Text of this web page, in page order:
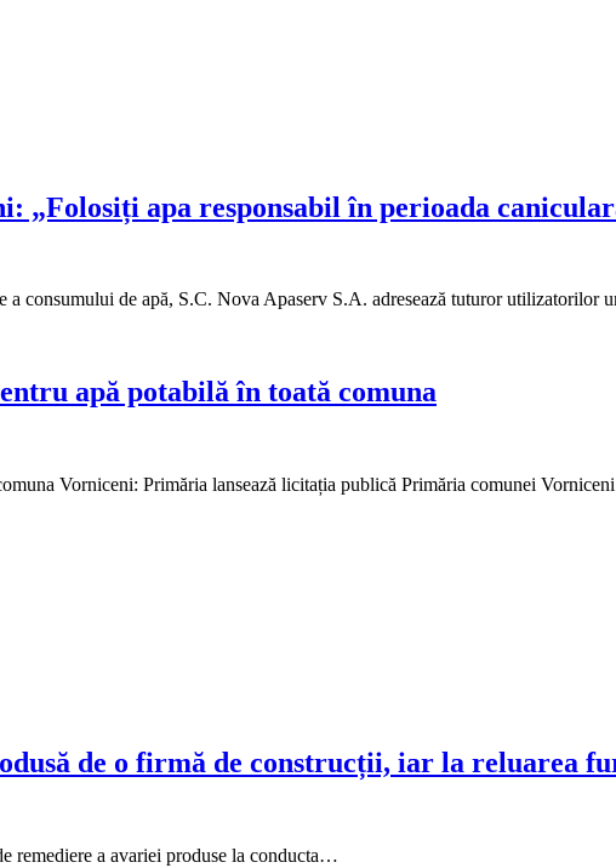
„Folosiți apa responsabil în perioada
a consumului de apă, S.C. Nova Apaserv S.A. adresează tuturor utilizatorilor
apă potabilă în toată comuna
Vorniceni: Primăria lansează licitația publică Primăria comunei
de o firmă de construcții, iar la reluarea
remediere a avariei produse la conducta…